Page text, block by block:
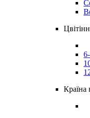
Країна